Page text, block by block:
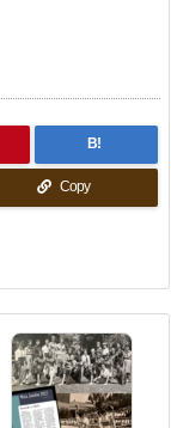
B!
Copy